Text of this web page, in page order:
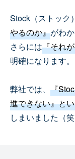
Stock（ストック
やるのか』がわ
さらには『それ
明確になります。
弊社では、 『
進できない』と
しまいました（笑